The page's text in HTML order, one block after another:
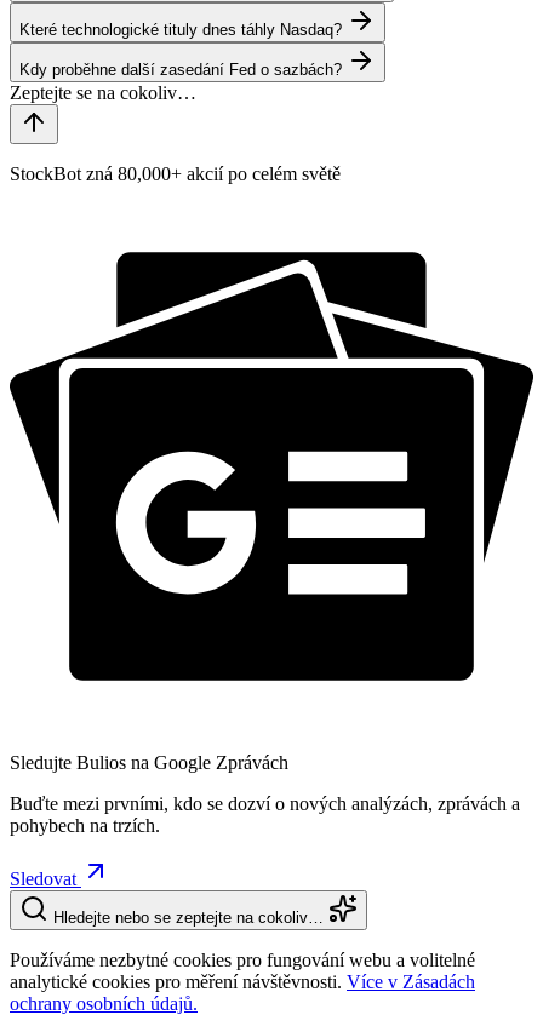
Které technologické tituly dnes táhly Nasdaq?
Kdy proběhne další zasedání Fed o sazbách?
StockBot zná 80,000+ akcií po celém světě
Sledujte Bulios na Google Zprávách
Buďte mezi prvními, kdo se dozví o nových analýzách, zprávách a
pohybech na trzích.
Sledovat
Hledejte nebo se zeptejte na cokoliv…
Používáme nezbytné cookies pro fungování webu a volitelné
analytické cookies pro měření návštěvnosti. Více v Zásadách
ochrany osobních údajů.